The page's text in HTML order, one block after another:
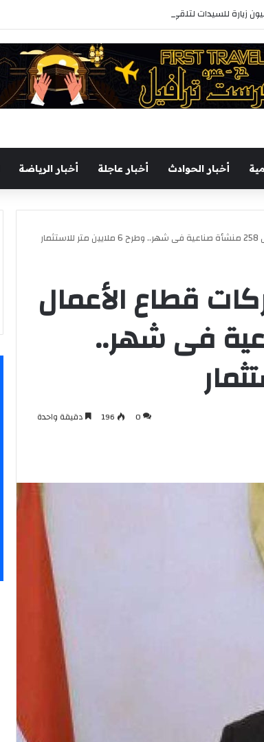
أخبار الحوادث أخبار عاجلة أخبار الرياضة
قطاع الأعمال
صناعية فى شهر..
0
196 دقيقة واحدة